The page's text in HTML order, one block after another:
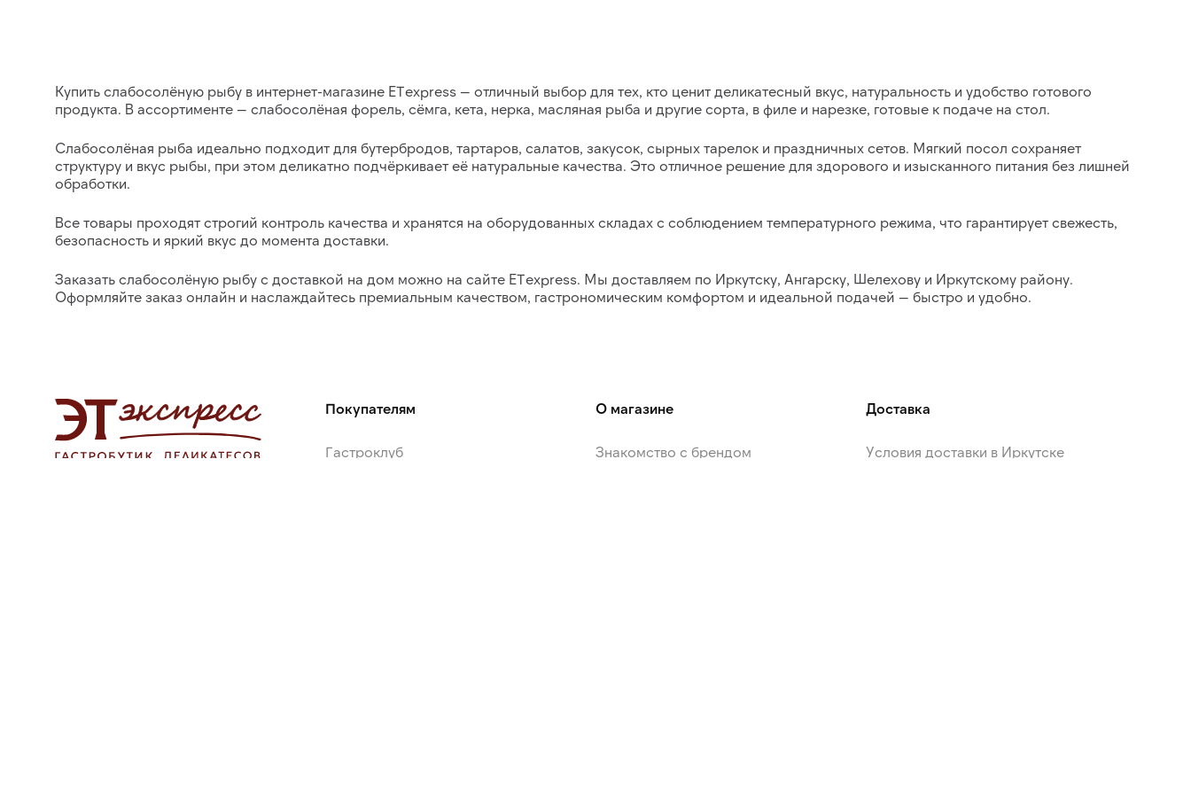
Купить слабосолёную рыбу в интернет-магазине ETexpress — отличный выбор для тех, кто ценит деликатесный вкус, натуральность и удобство готового
продукта. В ассортименте — слабосолёная форель, сёмга, кета, нерка, масляная рыба и другие сорта , в филе и нарезке, готовые к подаче на стол.
Слабосолёная рыба идеально подходит для бутербродов, тартаров, салатов, закусок, сырных тарелок и праздничных сетов. Мягкий посол сохраняет
структуру и вкус рыбы, при этом деликатно подчёркивает её натуральные качества. Это отличное решение для здорового и изысканного питания без лишней
обработки.
Все товары проходят строгий контроль качества и хранятся на оборудованных складах с соблюдением температурного режима , что гарантирует свежесть,
безопасность и яркий вкус до момента доставки.
Заказать слабосолёную рыбу с доставкой на дом можно на сайте ETexpress. Мы доставляем по Иркутску, Ангарску, Шелехову и Иркутскому району.
Оформляйте заказ онлайн и наслаждайтесь премиальным качеством, гастрономическим комфортом и идеальной подачей — быстро и удобно.
Покупателям
Гастроклуб
О магазине
Знакомство с брендом
Доставка
Условия доставки в Иркутске